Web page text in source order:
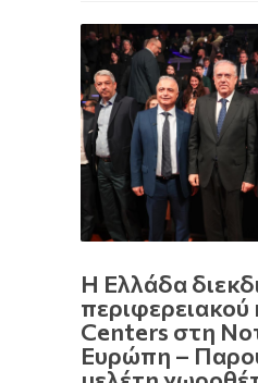
Η Ελλάδα
Centers στη
Ευρώπη –